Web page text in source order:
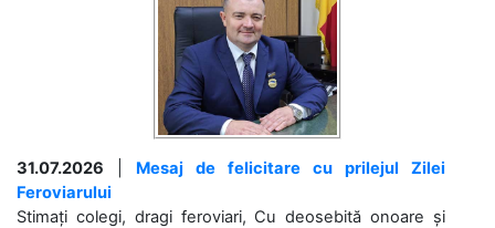
31.07.2026
Mesaj de felicitare cu prilejul Zilei
Feroviarului
Stimați colegi, dragi feroviari, Cu deosebită onoare și